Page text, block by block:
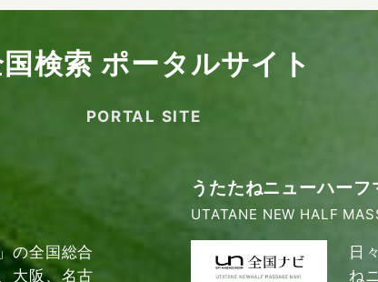
検索 ポータルサイト
PORTAL SITE
の全国総合
大阪、名古
うたたねニューハー
UTATANE NEW HALF
日
ね